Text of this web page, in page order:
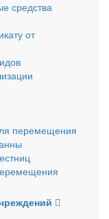
средства
от
перемещения